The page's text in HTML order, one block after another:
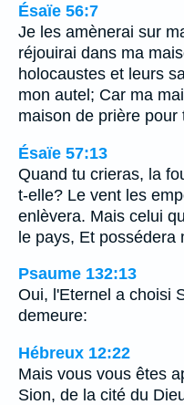
Ésaïe 56:7
Je les amènerai sur
réjouirai dans ma
holocaustes et leurs
mon autel; Car ma
maison de prière pour
Ésaïe 57:13
Quand tu crieras, la
t-elle? Le vent les
enlèvera. Mais celui
le pays, Et possédera
Psaume 132:13
Oui, l'Eternel a choisi
demeure:
Hébreux 12:22
Mais vous vous êtes
Sion, de la cité du